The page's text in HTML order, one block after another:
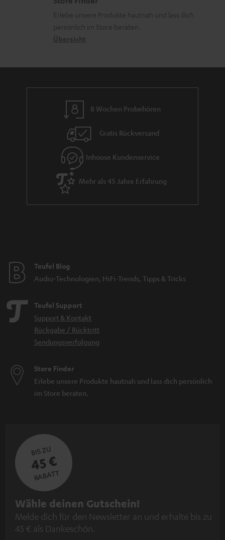
r
r
a
k
o
d
a
n
Erlebe unsere Produkte hautnah und lass dich
persönlich im Store beraten.
8 Wochen Probehören
Gratis Rückversand
Inhouse Kundenservice
Mehr als 45 Jahre Erfahrung
Teufel Blog
Audio-Technologien, HiFi-Trends, Tipps & Tricks
Teufel Support
Support & Kontakt
Rückgabe / Rücktritt
Sendungsverfolgung
Store Finder
Erlebe unsere Produkte hautnah und lass dich persönlich
im Store beraten.
BIS ZU
45 €
RABATT
N
e
w
Wähle deinen Gutschein!
Melde dich für den Newsletter an und erhalte bis zu
45 € als Dankeschön.